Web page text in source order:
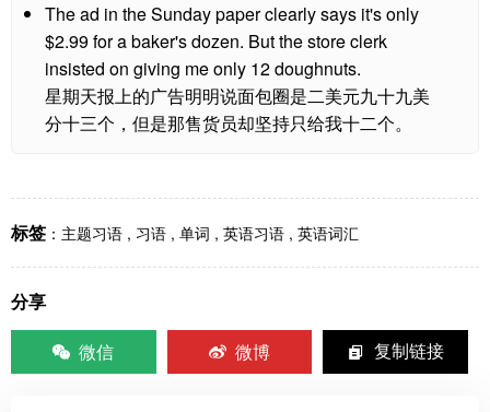
The ad in the Sunday paper clearly says it's only
$2.99 for a baker's dozen. But the store clerk
insisted on giving me only 12 doughnuts.
星期天报上的广告明明说面包圈是二美元九十九美
分十三个，但是那售货员却坚持只给我十二个。
标签 ： 主题习语 , 习语 , 单词 , 英语习语 , 英语词汇
分享
微信
微博 复制链接